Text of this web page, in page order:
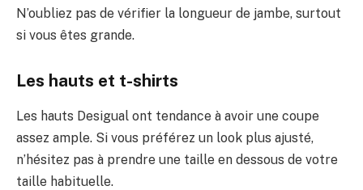
N’oubliez pas de vérifier la longueur de jambe, surtout
si vous êtes grande.
Les hauts et t-shirts
Les hauts Desigual ont tendance à avoir une coupe
assez ample. Si vous préférez un look plus ajusté,
n’hésitez pas à prendre une taille en dessous de votre
taille habituelle.